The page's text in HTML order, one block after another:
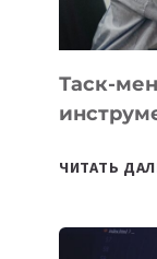
Таск-
ЧИТАТЬ